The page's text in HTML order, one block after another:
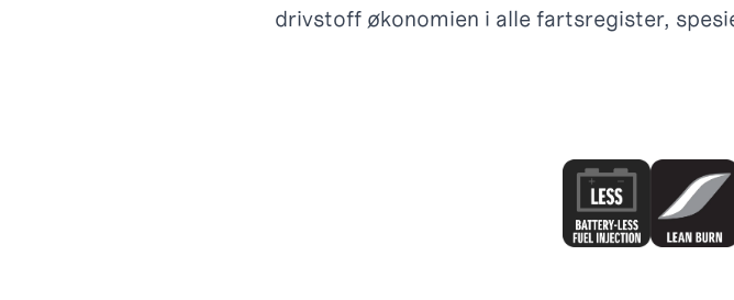
drivstoff økonomien i alle fartsregister,